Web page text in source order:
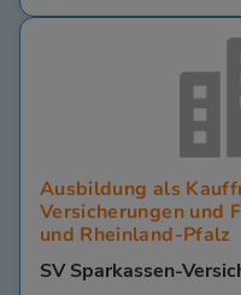
Ausbildung als
Versicherungen und
und Rheinland-Pfalz
SV Sparkassen-